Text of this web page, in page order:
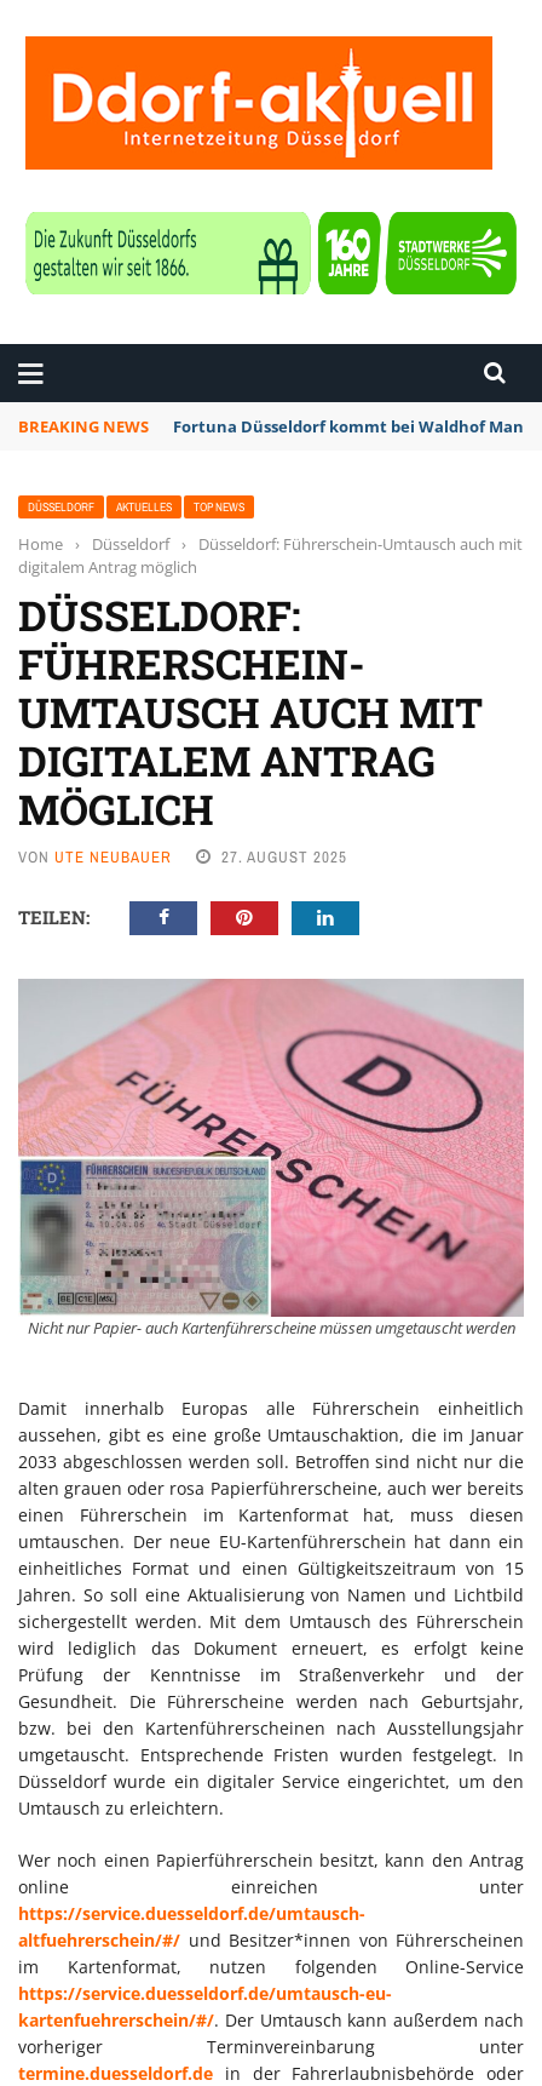
BREAKING NEWS Fortuna Düsseldorf kommt bei Waldhof
DÜSSELDORF AKTUELLES TOP NEWS
Home › Düsseldorf ›
Düsseldorf: Führerschein-Umtausch auch mit
digitalem Antrag möglich
DÜSSELDORF:
FÜHRERSCHEIN-
UMTAUSCH AUCH MIT
DIGITALEM ANTRAG
MÖGLICH
VON UTE NEUBAUER 27. AUGUST 2025
TEILEN:
Nicht nur Papier- auch Kartenführerscheine müssen umgetauscht werden
Damit innerhalb Europas alle Führerschein einheitlich
aussehen, gibt es eine große Umtauschaktion, die im Januar
2033 abgeschlossen werden soll. Betroffen sind nicht nur die
alten grauen oder rosa Papierführerscheine, auch wer bereits
einen Führerschein im Kartenformat hat, muss diesen
umtauschen. Der neue EU-Kartenführerschein hat dann ein
einheitliches Format und einen Gültigkeitszeitraum von 15
Jahren. So soll eine Aktualisierung von Namen und Lichtbild
sichergestellt werden. Mit dem Umtausch des Führerschein
wird lediglich das Dokument erneuert, es erfolgt keine
Prüfung der Kenntnisse im Straßenverkehr und der
Gesundheit. Die Führerscheine werden nach Geburtsjahr,
bzw. bei den Kartenführerscheinen nach Ausstellungsjahr
umgetauscht. Entsprechende Fristen wurden festgelegt. In
Düsseldorf wurde ein digitaler Service eingerichtet, um den
Umtausch zu erleichtern.
Wer noch einen Papierführerschein besitzt, kann den Antrag
online einreichen unter
https://service.duesseldorf.de/umtausch-
altfuehrerschein/#/ und Besitzer*innen von Führerscheinen
im Kartenformat, nutzen folgenden Online-Service
https://service.duesseldorf.de/umtausch-eu-
kartenfuehrerschein/#/. Der Umtausch kann außerdem nach
vorheriger Terminvereinbarung unter
termine.duesseldorf.de in der Fahrerlaubnisbehörde oder